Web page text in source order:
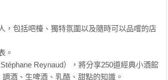
，包括吧檯、獨特氛圍以及隨時可以品嚐的店
。
Reynaud），將分享250道經典小酒館
酒、生啤酒、乳酪、甜點的知識。